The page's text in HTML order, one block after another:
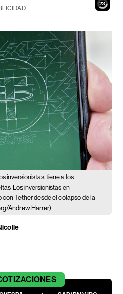
21
inversionistas, tiene a los
Los inversionistas en
Tether desde el colapso de la
Andrew Harrer)